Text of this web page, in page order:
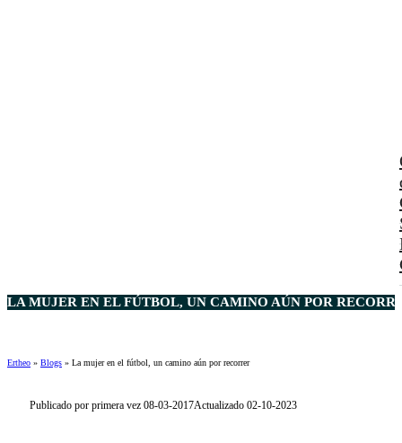
LA MUJER EN EL FÚTBOL, UN CAMINO AÚN POR
Ertheo » Blogs » La mujer en el fútbol, un camino aún por recorrer
Publicado por primera vez 08-03-2017Actualizado 02-10-2023